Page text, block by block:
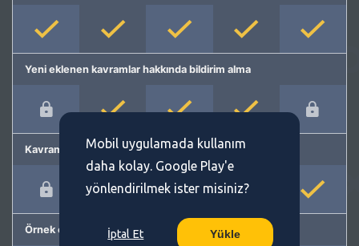
Yeni eklenen kavramlar hakkında bildirim alma
Kavram önerme
Örnek cümleler
Mobil uygulamada kullanım
daha kolay. Google Play'e
yönlendirilmek ister misiniz?
İptal Et Yükle